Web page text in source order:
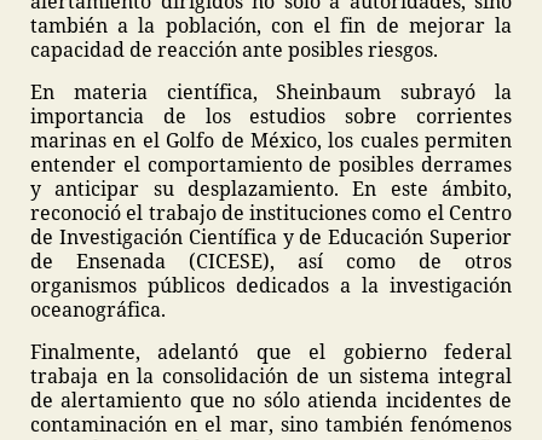
también a la población, con el fin de mejorar la
capacidad de reacción ante posibles riesgos.
En materia científica, Sheinbaum subrayó la
importancia de los estudios sobre corrientes
marinas en el Golfo de México, los cuales permiten
entender el comportamiento de posibles derrames
y anticipar su desplazamiento. En este ámbito,
reconoció el trabajo de instituciones como el Centro
de Investigación Científica y de Educación Superior
de Ensenada (CICESE), así como de otros
organismos públicos dedicados a la investigación
oceanográfica.
Finalmente, adelantó que el gobierno federal
trabaja en la consolidación de un sistema integral
de alertamiento que no sólo atienda incidentes de
contaminación en el mar, sino también fenómenos